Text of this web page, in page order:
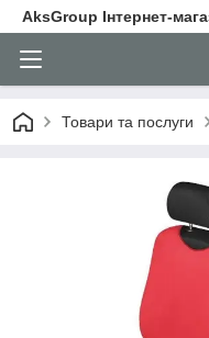
AksGroup Інтернет-
Товари та послуги